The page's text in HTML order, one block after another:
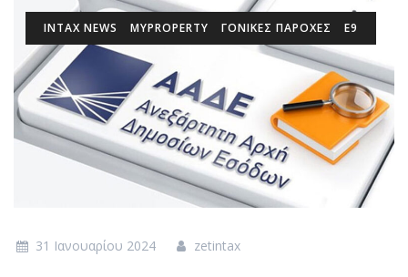
INTAX NEWS MYPROPERTY ΓΟΝΙΚΈΣ ΠΑΡΟΧΈΣ Ε9
31 Ιανουαρίου 2024 zetintax